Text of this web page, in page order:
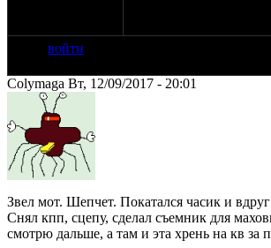
войти
Colymaga Вт, 12/09/2017 - 20:01
Звел мот. Шепчет. Покатался часик и
Снял кпп, сцепу, сделал съемник для
смотрю дальше, а там и эта хрень на кв за